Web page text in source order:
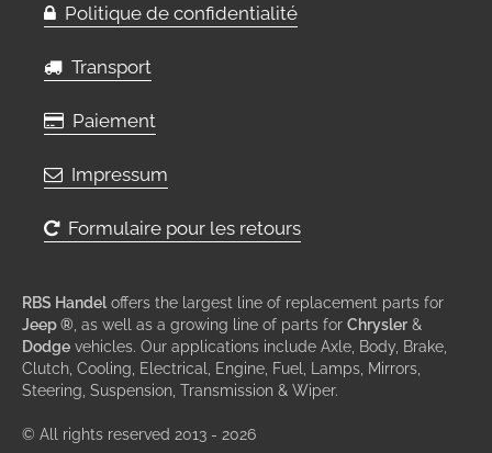
Politique de confidentialité
Transport
Paiement
Impressum
Formulaire pour les retours
RBS Handel offers the largest line of replacement parts for
Jeep ® , as well as a growing line of parts for Chrysler &
Dodge vehicles. Our applications include Axle, Body, Brake,
Clutch, Cooling, Electrical, Engine, Fuel, Lamps, Mirrors,
Steering, Suspension, Transmission & Wiper.
© All rights reserved 2013 - 2026